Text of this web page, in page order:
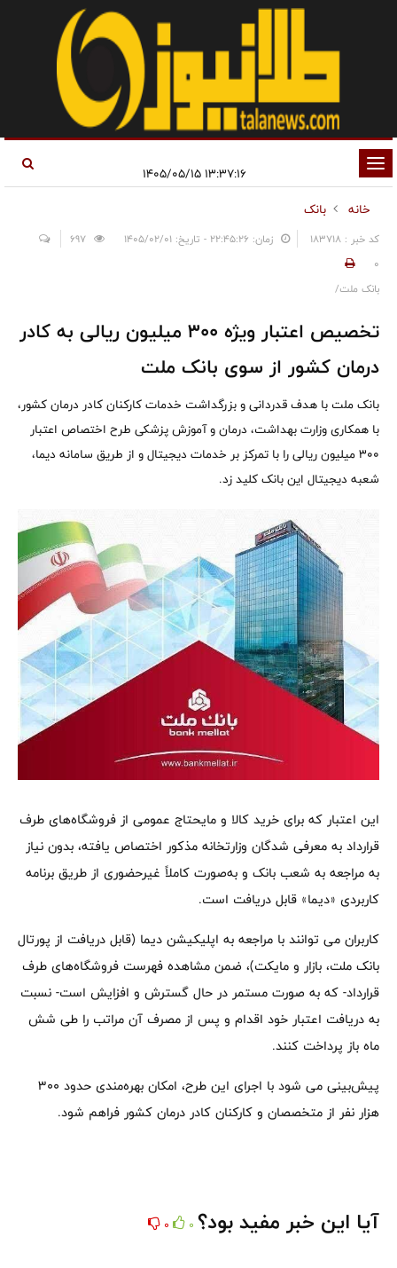
تغییر
وضعیت
ناوبری
خانه
بانک
کد خبر : 183718 زمان: ۲۲:۴۵:۲۶ - تاریخ: ۱۴۰۵/۰۲/۰۱
0
بانک ملت/
تخصیص اعتبار ویژه ۳۰۰ میلیون ریالی به کادر
درمان کشور از سوی بانک ملت
بانک ملت با هدف قدردانی و بزرگداشت خدمات کارکنان کادر درمان کشور،
با همکاری وزارت بهداشت، درمان و آموزش پزشکی طرح اختصاص اعتبار
۳۰۰ میلیون ریالی را با تمرکز بر خدمات دیجیتال و از طریق سامانه دیما،
شعبه دیجیتال این بانک کلید زد.
این اعتبار که برای خرید کالا و مایحتاج عمومی از فروشگاه‌های طرف
قرارداد به معرفی شدگان وزارتخانه مذکور اختصاص یافته، بدون نیاز
به مراجعه به شعب بانک و به‌صورت کاملاً غیرحضوری از طریق برنامه
کاربردی «دیما» قابل دریافت است.
کاربران می توانند با مراجعه به اپلیکیشن دیما (قابل دریافت از پورتال
بانک ملت، بازار و مایکت)، ضمن مشاهده فهرست فروشگاه‌های طرف
قرارداد- که به صورت مستمر در حال گسترش و افزایش است- نسبت
به دریافت اعتبار خود اقدام و پس از مصرف آن مراتب را طی شش
ماه باز پرداخت کنند.
پیش‌بینی می شود با اجرای این طرح، امکان بهره‌مندی حدود ۳۰۰
هزار نفر از متخصصان و کارکنان کادر درمان کشور فراهم شود.
آیا این خبر مفید بود؟ 0
0